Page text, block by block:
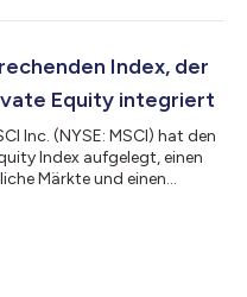
der MSCI 2025
Angleichung an die in den
Index, der
Equity integriert
Inc. (NYSE: MSCI) hat den
Index aufgelegt, einen
Märkte und einen
bewerten und
können. Private Märkte